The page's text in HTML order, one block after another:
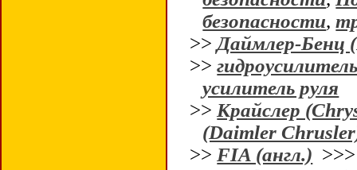
безопасности,
>>Даймлер-Бенц
>>
усилитель руля
>> Крайслер
(Daimler
>> FIA (англ.)